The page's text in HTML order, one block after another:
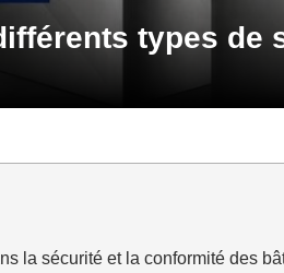
types de
la sécurité et la conformité des